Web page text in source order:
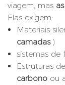
viagem, mas
Elas exigem:
Materiais
camadas)
sistemas de
Estruturas
carbono ou